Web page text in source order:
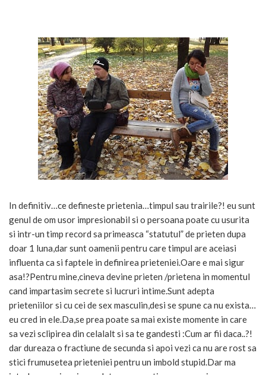
In definitiv…ce defineste prietenia…timpul sau trairile?! eu sunt
genul de om usor impresionabil si o persoana poate cu usurita
si intr-un timp record sa primeasca “statutul” de prieten dupa
doar 1 luna,dar sunt oamenii pentru care timpul are aceiasi
influenta ca si faptele in definirea prieteniei.Oare e mai sigur
asa!?Pentru mine,cineva devine prieten /prietena in momentul
cand impartasim secrete si lucruri intime.Sunt adepta
prieteniilor si cu cei de sex masculin,desi se spune ca nu exista…
eu cred in ele.Da,se prea poate sa mai existe momente in care
sa vezi sclipirea din celalalt si sa te gandesti :Cum ar fii daca..?!
dar dureaza o fractiune de secunda si apoi vezi ca nu are rost sa
stici frumusetea prieteniei pentru un imbold stupid.Dar ma